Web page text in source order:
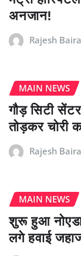
अनजान!
Rajesh
MAIN NEWS
गौड़ सिटी
तोड़कर चोरी
Rajesh
MAIN NEWS
शुरू हुआ
लगे हवाई